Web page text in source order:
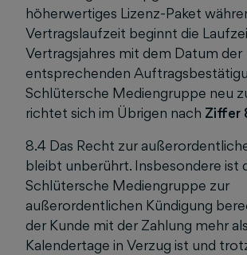
höherwertiges Lizenz-Paket
Vertragslaufzeit beginnt die
Vertragsjahres mit dem Datum der
entsprechenden
Schlütersche Mediengruppe neu
richtet sich im Übrigen nach Ziffer
8.4 Das Recht zur
bleibt unberührt. Insbesondere ist
Schlütersche Mediengruppe zur
außerordentlichen Kündigung
der Kunde mit der Zahlung mehr
Kalendertage in Verzug ist und